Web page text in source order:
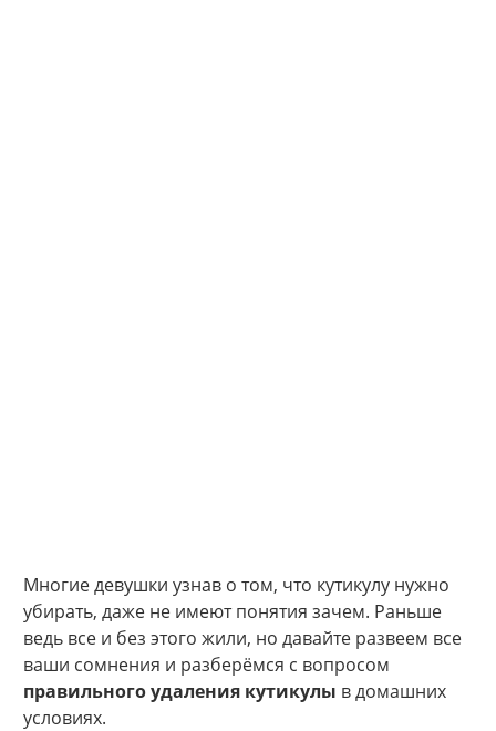
Многие девушки узнав о том, что кутикулу нужно
убирать, даже не имеют понятия зачем. Раньше
ведь все и без этого жили, но давайте развеем все
ваши сомнения и разберёмся с вопросом
правильного удаления кутикулы в домашних
условиях.